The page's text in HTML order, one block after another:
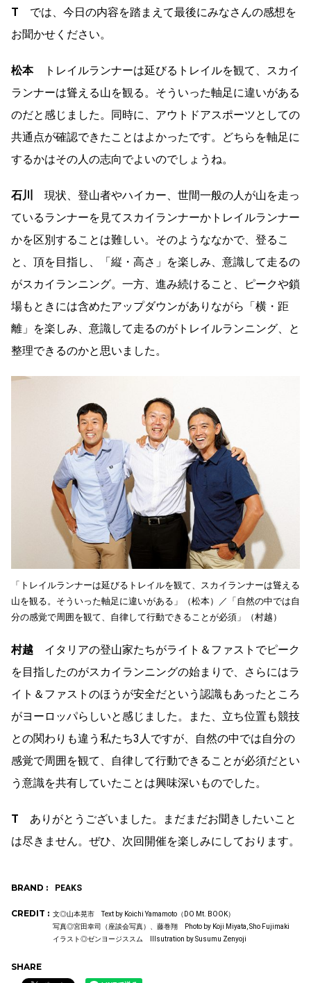
T では、今日の内容を踏まえて最後にみなさんの感想を
お聞かせください。
松本トレイルランナーは延びるトレイルを観て、スカイ
ランナーは聳える山を観る。そういった軸足に違いがある
のだと感じました。同時に、アウトドアスポーツとしての
共通点が確認できたことはよかったです。どちらを軸足に
するかはその人の志向でよいのでしょうね。
石川
現状、登山者やハイカー、世間一般の人が山を走っ
ているランナーを見てスカイランナーかトレイルランナー
かを区別することは難しい。そのようななかで、登るこ
と、頂を目指し、「縦・高さ」を楽しみ、意識して走るの
がスカイランニング。一方、進み続けること、ピークや鎖
場もときには含めたアップダウンがありながら「横・距
離」を楽しみ、意識して走るのがトレイルランニング、と
整理できるのかと思いました。
「トレイルランナーは延びるトレイルを観て、スカイランナーは聳える
山を観る。そういった軸足に違いがある」（松本）／「自然の中では自
分の感覚で周囲を観て、自律して行動できることが必須」（村越）
村越 イタリアの登山家たちがライト＆ファストでピーク
を目指したのがスカイランニングの始まりで、さらにはラ
イト＆ファストのほうが安全だという認識もあったところ
がヨーロッパらしいと感じました。また、立ち位置も競技
との関わりも違う私たち3人ですが、自然の中では自分の
感覚で周囲を観て、自律して行動できることが必須だとい
う意識を共有していたことは興味深いものでした。
T ありがとうございました。まだまだお聞きしたいこと
は尽きません。ぜひ、次回開催を楽しみにしております。
BRAND : PEAKS
CREDIT : 文◎山本晃市 Text by Koichi Yamamoto（DO Mt. BOOK）
写真◎宮田幸司（座談会写真）、藤巻翔 Photo by Koji Miyata, Sho Fujimaki
イラスト◎ゼンヨージススム Illsutration by Susumu Zenyoji
SHARE